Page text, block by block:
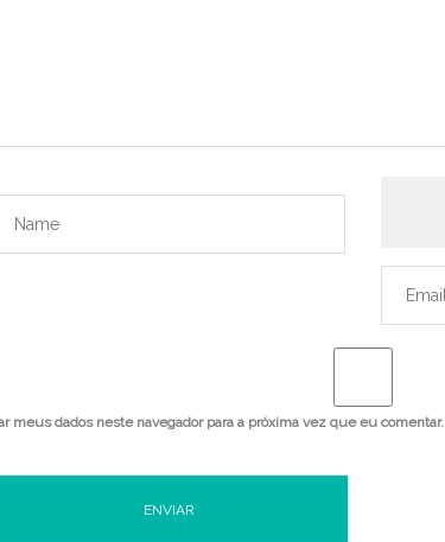
meus dados neste navegador para a próxima vez que eu comentar.